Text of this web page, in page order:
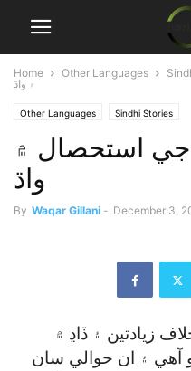
Home Other Languages
۾ واڌ
Other Languages Sindhi Stories
جي استحصال ۾
واڌ
By Waqar Gillani - December 3,
زيادتين ۽ ڏاڍ ۾
آهي ۽ ان حوالي سان